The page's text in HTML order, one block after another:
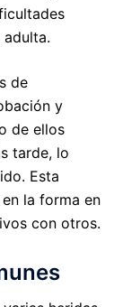
de
y
de ellos
tarde, lo
Esta
la forma en
con otros.